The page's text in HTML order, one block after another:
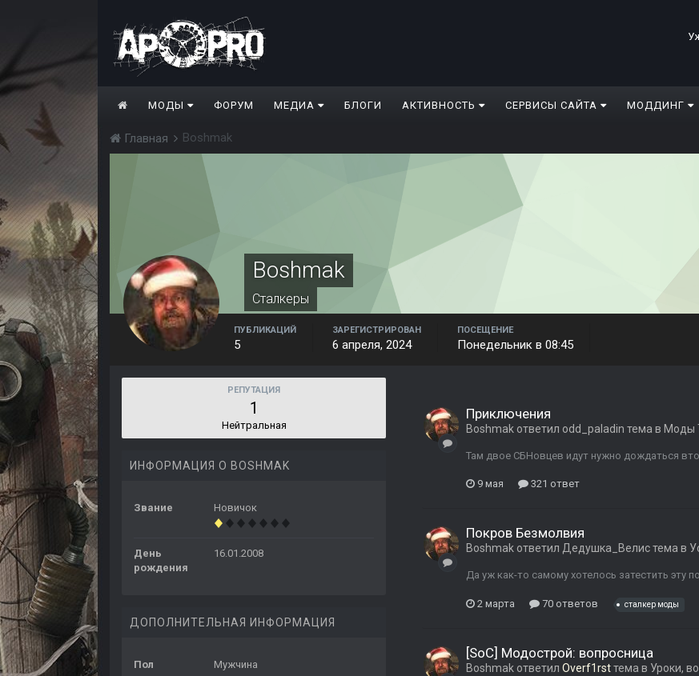
МОДЫ ФОРУМ МЕДИА БЛОГИ АКТИВНОСТЬ СЕРВИСЫ САЙТА МОДДИНГ
Главная Boshmak
Boshmak
Сталкеры
ПУБЛИКАЦИЙ
5
ЗАРЕГИСТРИРОВАН
6 апреля, 2024
ПОСЕЩЕНИЕ
Понедельник в 08:45
РЕПУТАЦИЯ
1
Нейтральная
ИНФОРМАЦИЯ О BOSHMAK
Звание Новичок
День
рождения
16.01.2008
ДОПОЛНИТЕЛЬНАЯ ИНФОРМАЦИЯ
Пол Мужчина
Приключения
Boshmak ответил odd_paladin тема в Моды
Там двое СБНовцев идут нужно дождаться
9 мая 321 ответ
Покров Безмолвия
Boshmak ответил Дедушка_Велистема в
Да уж как-то самому хотелось затестить эту
2 марта 70 ответов сталкер моды
[SoC] Модострой: вопросница
Boshmak ответил Overf1rstтема в Уроки,